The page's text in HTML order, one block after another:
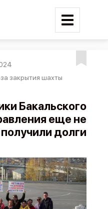
закрытия шахты
Бакальского
еще не
получили долги